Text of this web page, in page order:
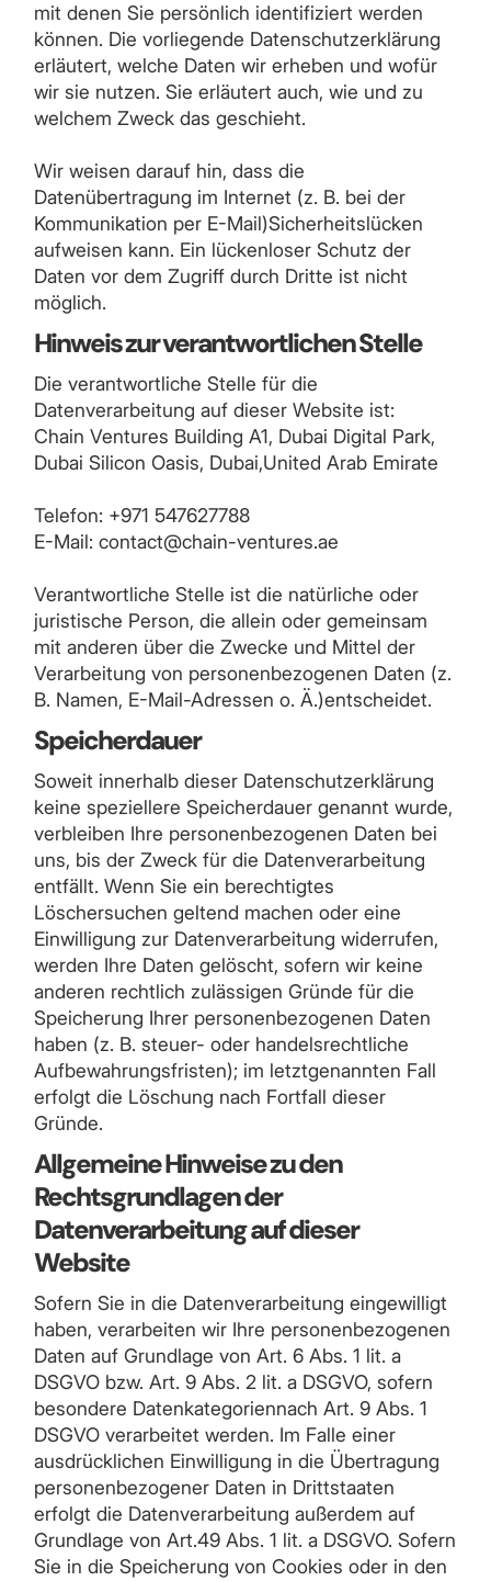
mit denen Sie persönlich identifiziert werden
können. Die vorliegende Datenschutzerklärung
erläutert, welche Daten wir erheben und wofür
wir sie nutzen. Sie erläutert auch, wie und zu
welchem Zweck das geschieht.
Wir weisen darauf hin, dass die
Datenübertragung im Internet (z. B. bei der
Kommunikation per E-Mail)Sicherheitslücken
aufweisen kann. Ein lückenloser Schutz der
Daten vor dem Zugriff durch Dritte ist nicht
möglich.
Hinweis zur verantwortlichen Stelle
Die verantwortliche Stelle für die
Datenverarbeitung auf dieser Website ist:
Chain Ventures Building A1, Dubai Digital Park,
Dubai Silicon Oasis, Dubai,United Arab Emirate
Telefon: +971 547627788
E-Mail: contact@chain-ventures.ae
Verantwortliche Stelle ist die natürliche oder
juristische Person, die allein oder gemeinsam
mit anderen über die Zwecke und Mittel der
Verarbeitung von personenbezogenen Daten (z.
B. Namen, E-Mail-Adressen o. Ä.)entscheidet.
Speicherdauer
Soweit innerhalb dieser Datenschutzerklärung
keine speziellere Speicherdauer genannt wurde,
verbleiben Ihre personenbezogenen Daten bei
uns, bis der Zweck für die Datenverarbeitung
entfällt. Wenn Sie ein berechtigtes
Löschersuchen geltend machen oder eine
Einwilligung zur Datenverarbeitung widerrufen,
werden Ihre Daten gelöscht, sofern wir keine
anderen rechtlich zulässigen Gründe für die
Speicherung Ihrer personenbezogenen Daten
haben (z. B. steuer- oder handelsrechtliche
Aufbewahrungsfristen); im letztgenannten Fall
erfolgt die Löschung nach Fortfall dieser
Gründe.
Allgemeine Hinweise zu den
Rechtsgrundlagen der
Datenverarbeitung auf dieser
Website
Sofern Sie in die Datenverarbeitung eingewilligt
haben, verarbeiten wir Ihre personenbezogenen
Daten auf Grundlage von Art. 6 Abs. 1 lit. a
DSGVO bzw. Art. 9 Abs. 2 lit. a DSGVO, sofern
besondere Datenkategoriennach Art. 9 Abs. 1
DSGVO verarbeitet werden. Im Falle einer
ausdrücklichen Einwilligung in die Übertragung
personenbezogener Daten in Drittstaaten
erfolgt die Datenverarbeitung außerdem auf
Grundlage von Art.49 Abs. 1 lit. a DSGVO. Sofern
Sie in die Speicherung von Cookies oder in den